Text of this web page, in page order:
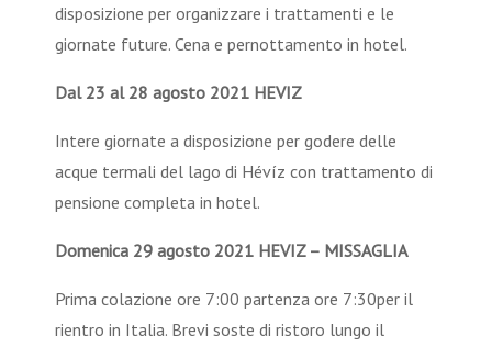
disposizione per organizzare i trattamenti e le
giornate future. Cena e pernottamento in hotel.
Dal 23 al 28 agosto 2021 HEVIZ
Intere giornate a disposizione per godere delle
acque termali del lago di Hévíz con trattamento di
pensione completa in hotel.
Domenica 29 agosto 2021 HEVIZ – MISSAGLIA
Prima colazione ore 7:00 partenza ore 7:30per il
rientro in Italia. Brevi soste di ristoro lungo il